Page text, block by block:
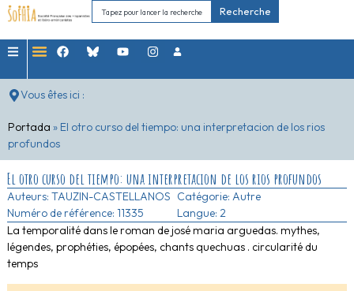
Recherche
Vous êtes ici :
Portada » El otro curso del tiempo: una interpretacion de los rios
profundos
El otro curso del tiempo: una interpretacion de los rios profundos
Auteurs: TAUZIN-CASTELLANOS
Numéro de référence: 11335
Catégorie: Autre
Langue: 2
La temporalité dans le roman de josé maria arguedas. mythes,
légendes, prophéties, épopées, chants quechuas . circularité du
temps